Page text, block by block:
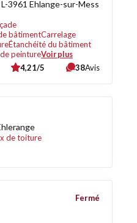
3961 Ehlange-sur-Mess
bâtimentCarrelage
Étanchéité du bâtiment
peintureVoir plus
4,21/5 38Avis
de toiture
Fermé